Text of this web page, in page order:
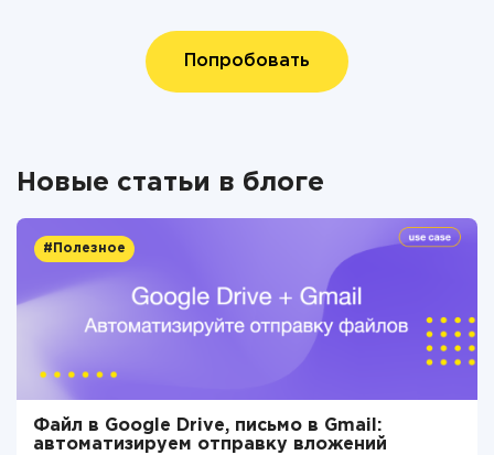
Попробовать
Новые статьи в блоге
#Полезное
Файл в Google Drive, письмо в Gmail:
автоматизируем отправку вложений